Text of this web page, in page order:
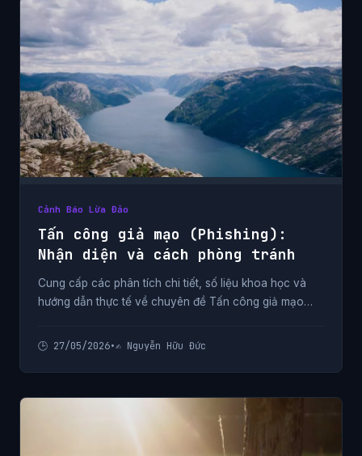
Cảnh Báo Lừa Đảo
Tấn công giả mạo (Phishing):
Nhận diện và cách phòng tránh
Cung cấp các phân tích chi tiết, số liệu khoa học và
hướng dẫn thực tế về chuyên đề Tấn công giả mạo
gia.
🕒 27/05/2026•✍️ Nguyễn Hữu Đức